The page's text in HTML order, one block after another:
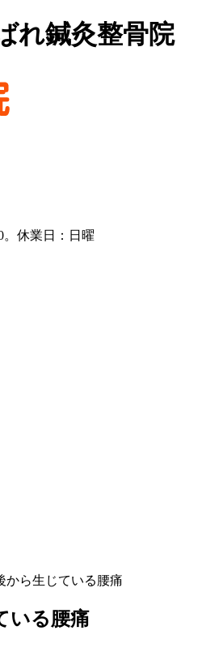
れ鍼灸整骨院
ら生じている腰痛
いる腰痛